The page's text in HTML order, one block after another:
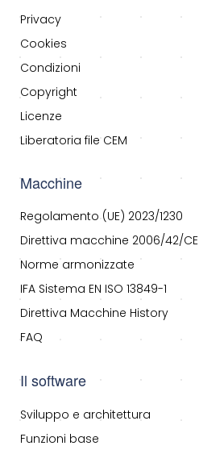
Privacy
Cookies
Condizioni
Copyright
Licenze
Liberatoria file CEM
Macchine
Regolamento (UE) 2023/1230
Direttiva macchine 2006/42/CE
Norme armonizzate
IFA Sistema EN ISO 13849-1
Direttiva Macchine History
FAQ
Il software
Sviluppo e architettura
Funzioni base